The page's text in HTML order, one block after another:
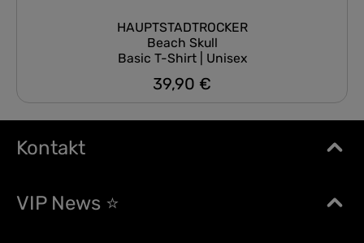
HAUPTSTADTROCKER
Beach Skull
Basic T-Shirt | Unisex
Regulärer Preis:
39,90 €
Kontakt
VIP News ⭐